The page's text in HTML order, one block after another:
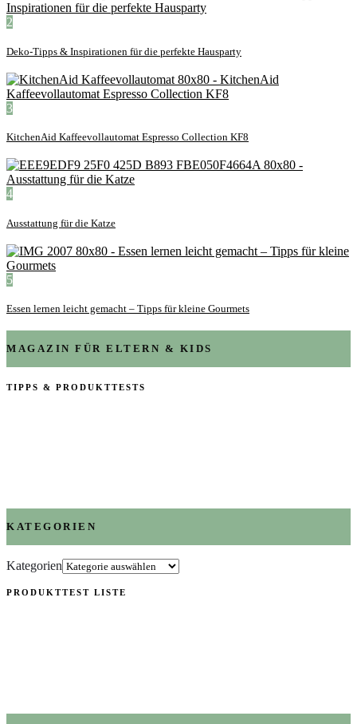
2
Deko-Tipps & Inspirationen für die perfekte Hausparty
3
KitchenAid Kaffeevollautomat Espresso Collection KF8
4
Ausstattung für die Katze
5
Essen lernen leicht gemacht – Tipps für kleine Gourmets
MAGAZIN FÜR ELTERN & KIDS
TIPPS & PRODUKTTESTS
KATEGORIEN
Kategorien
PRODUKTTEST LISTE